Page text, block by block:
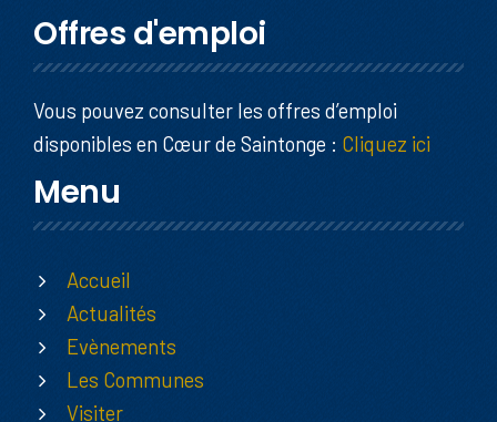
Offres d'emploi
Vous pouvez consulter les offres d’emploi
disponibles en Cœur de Saintonge : Cliquez ici
Menu
Accueil
Actualités
Evènements
Les Communes
Visiter